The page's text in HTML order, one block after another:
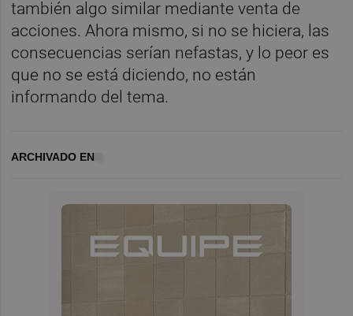
también algo similar mediante venta de
acciones. Ahora mismo, si no se hiciera, las
consecuencias serían nefastas, y lo peor es
que no se está diciendo, no están
informando del tema.
ARCHIVADO EN